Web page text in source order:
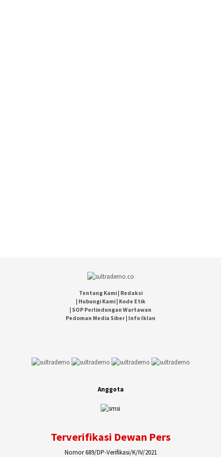
Tentang Kami| Redaksi
| Hubungi Kami| Kode Etik
| SOP Perlindungan Wartawan
Pedoman Media Siber | Info Iklan
Anggota
Terverifikasi Dewan Pers
Nomor 689/DP-Verifikasi/K/IV/2021